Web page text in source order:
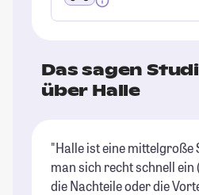
Das sagen
über Halle
"Halle ist eine mittelgroße
man sich recht schnell ein
die Nachteile oder die